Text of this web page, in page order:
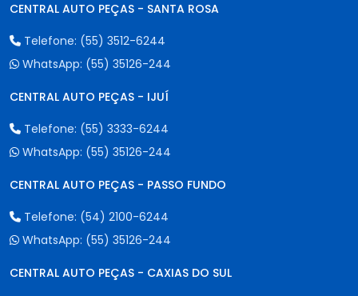
CENTRAL AUTO PEÇAS - SANTA ROSA
Telefone: (55) 3512-6244
WhatsApp: (55) 35126-244
CENTRAL AUTO PEÇAS - IJUÍ
Telefone: (55) 3333-6244
WhatsApp: (55) 35126-244
CENTRAL AUTO PEÇAS - PASSO FUNDO
Telefone: (54) 2100-6244
WhatsApp: (55) 35126-244
CENTRAL AUTO PEÇAS - CAXIAS DO SUL